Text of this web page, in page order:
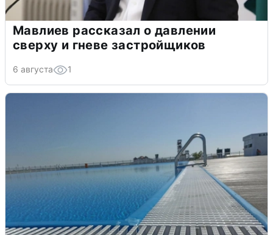
Мавлиев рассказал о давлении
сверху и гневе застройщиков
6 августа 1